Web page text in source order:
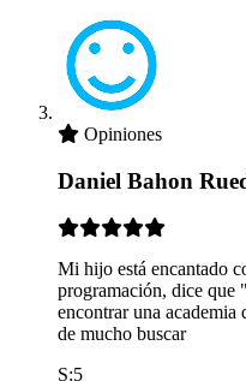
Opiniones
Daniel Bahon
Mi hijo está encantado
programación, dice que
encontrar una academia
de mucho buscar
S:5